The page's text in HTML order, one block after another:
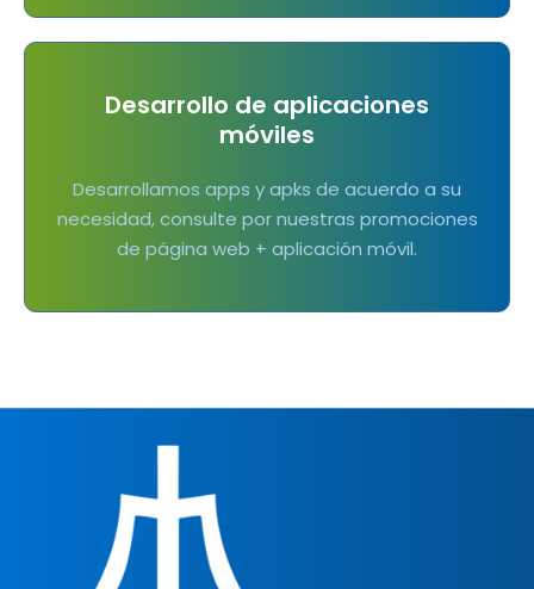
Desarrollo de aplicaciones
móviles
Desarrollamos apps y apks de acuerdo a su
necesidad, consulte por nuestras promociones
de página web + aplicación móvil.